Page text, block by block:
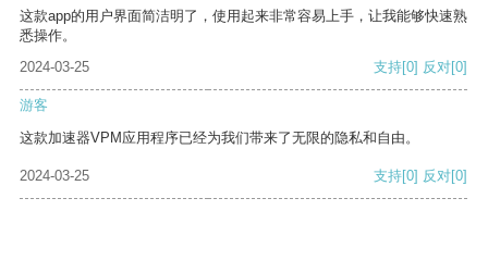
这款app的用户界面简洁明了，使用起来非常容易上手，让我能够快速熟
悉操作。
2024-03-25
支持[0] 反对[0]
游客
这款加速器VPM应用程序已经为我们带来了无限的隐私和自由。
2024-03-25 支持[0] 反对[0]